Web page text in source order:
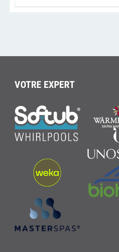
VOTRE EXPERT